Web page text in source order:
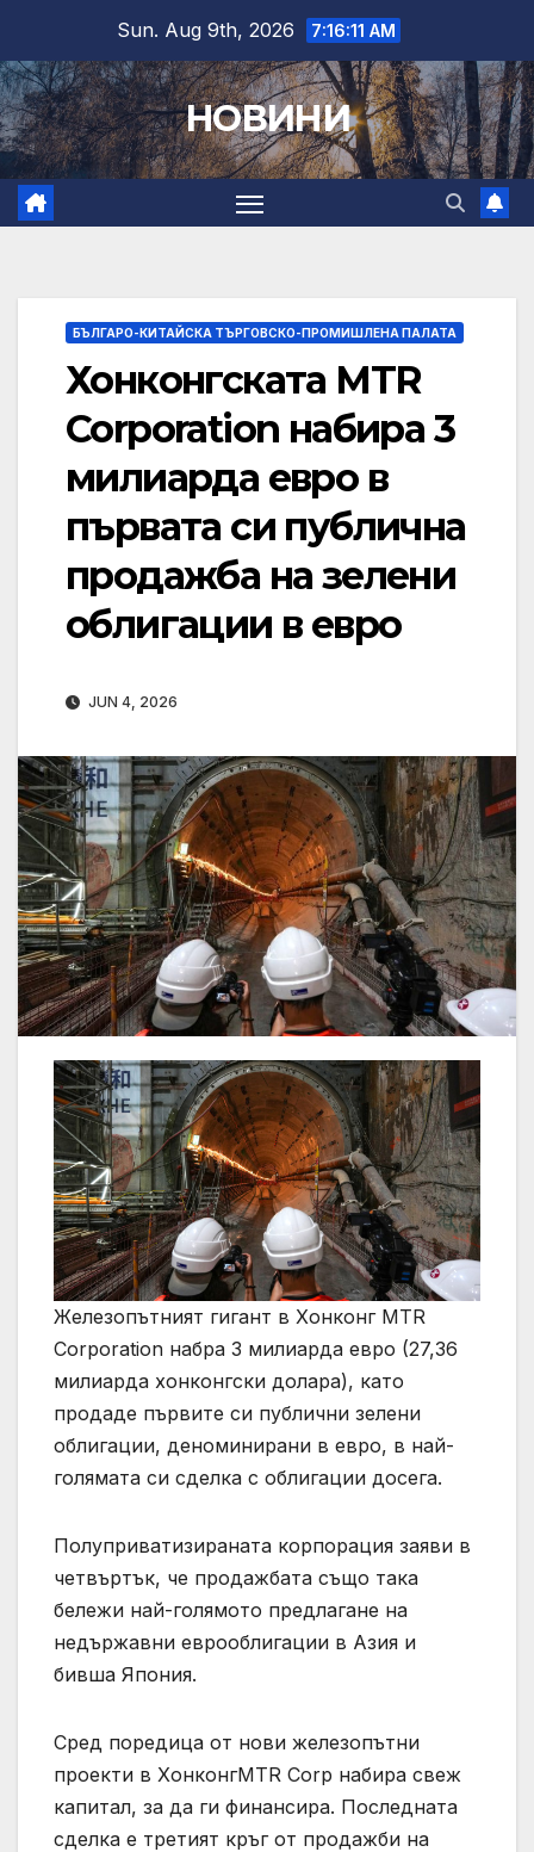
content
Sun. Aug 9th, 2026 7:16:12 AM
НОВИНИ
БЪЛГАРО-КИТАЙСКА ТЪРГОВСКО-ПРОМИШЛЕНА ПАЛАТА
Хонконгската MTR
Corporation набира 3
милиарда евро в
първата си публична
продажба на зелени
облигации в евро
JUN 4, 2026
Железопътният гигант в Хонконг MTR
Corporation набра 3 милиарда евро (27,36
милиарда хонконгски долара), като
продаде първите си публични зелени
облигации, деноминирани в евро, в най-
голямата си сделка с облигации досега.
Полуприватизираната корпорация заяви в
четвъртък, че продажбата също така
бележи най-голямото предлагане на
недържавни еврооблигации в Азия и
бивша Япония.
Сред поредица от нови железопътни
проекти в ХонконгMTR Corp набира свеж
капитал, за да ги финансира. Последната
сделка е третият кръг от продажби на